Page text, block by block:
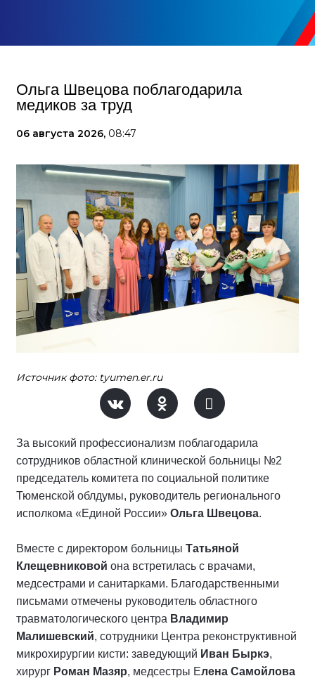
Ольга Швецова поблагодарила
медиков за труд
06 августа 2026, 08:47
Источник фото: tyumen.er.ru
За высокий профессионализм поблагодарила
сотрудников областной клинической больницы №2
председатель комитета по социальной политике
Тюменской облдумы, руководитель регионального
исполкома «Единой России» Ольга Швецова.
Вместе с директором больницы Татьяной
Клещевниковой она встретилась с врачами,
медсестрами и санитарками. Благодарственными
письмами отмечены руководитель областного
травматологического центра Владимир
Малишевский, сотрудники Центра реконструктивной
микрохирургии кисти: заведующий Иван Быркэ,
хирург Роман Мазяр, медсестры Елена Самойлова